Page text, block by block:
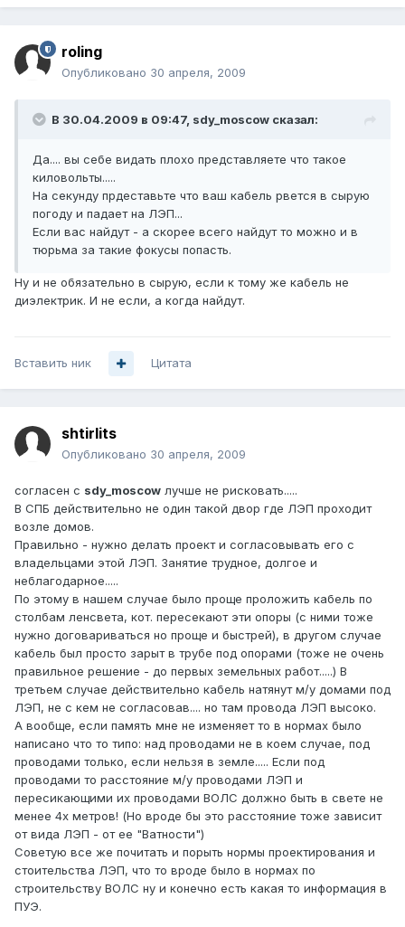
roling
Опубликовано 30 апреля, 2009
В 30.04.2009 в 09:47, sdy_moscow сказал:
Да.... вы себе видать плохо представляете что такое
киловольты.....
На секунду прдеставьте что ваш кабель рвется в сырую
погоду и падает на ЛЭП...
Если вас найдут - а скорее всего найдут то можно и в
тюрьма за такие фокусы попасть.
Ну и не обязательно в сырую, если к тому же кабель не
диэлектрик. И не если, а когда найдут.
Вставить ник Цитата
shtirlits
Опубликовано 30 апреля, 2009
согласен с sdy_moscow лучше не рисковать.....
В СПБ действительно не один такой двор где ЛЭП проходит
возле домов.
Правильно - нужно делать проект и согласовывать его с
владельцами этой ЛЭП. Занятие трудное, долгое и
неблагодарное.....
По этому в нашем случае было проще проложить кабель по
столбам ленсвета, кот. пересекают эти опоры (с ними тоже
нужно договариваться но проще и быстрей), в другом случае
кабель был просто зарыт в трубе под опорами (тоже не очень
правильное решение - до первых земельных работ.....) В
третьем случае действительно кабель натянут м/у домами под
ЛЭП, не с кем не согласовав.... но там провода ЛЭП высоко.
А вообще, если память мне не изменяет то в нормах было
написано что то типо: над проводами не в коем случае, под
проводами только, если нельзя в земле..... Если под
проводами то расстояние м/у проводами ЛЭП и
пересикающими их проводами ВОЛС должно быть в свете не
менее 4х метров! (Но вроде бы это расстояние тоже зависит
от вида ЛЭП - от ее "Ватности")
Советую все же почитать и порыть нормы проектирования и
стоительства ЛЭП, что то вроде было в нормах по
строительству ВОЛС ну и конечно есть какая то информация в
ПУЭ.